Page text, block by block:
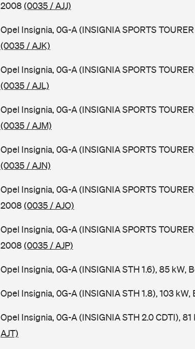
2008(0035 / AJJ)
Opel Insignia, 0G-A (INSIGNIA SPORTS
(0035 / AJK)
Opel Insignia, 0G-A (INSIGNIA SPORTS
(0035 / AJL)
Opel Insignia, 0G-A (INSIGNIA SPORTS
(0035 / AJM)
Opel Insignia, 0G-A (INSIGNIA SPORTS
(0035 / AJN)
Opel Insignia, 0G-A (INSIGNIA SPORTS
2008(0035 / AJO)
Opel Insignia, 0G-A (INSIGNIA SPORTS
2008(0035 / AJP)
Opel Insignia, 0G-A (INSIGNIA STH 1.6), 85 kW,
Opel Insignia, 0G-A (INSIGNIA STH 1.8), 103
Opel Insignia, 0G-A (INSIGNIA STH 2.0 CDTI),
AJT)